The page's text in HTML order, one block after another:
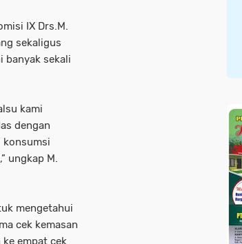
IX Drs.M.
sekaligus
banyak sekali
kami
dengan
konsumsi
ungkap M.
mengetahui
cek kemasan
empat cek